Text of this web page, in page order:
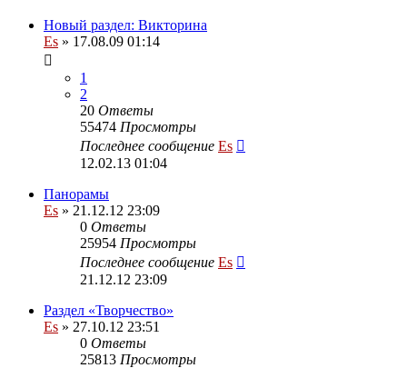
Новый раздел: Викторина
Es » 17.08.09 01:14
1
2
20 Ответы
55474 Просмотры
Последнее сообщение Es
12.02.13 01:04
Панорамы
Es » 21.12.12 23:09
0 Ответы
25954 Просмотры
Последнее сообщение Es
21.12.12 23:09
Раздел «Творчество»
Es » 27.10.12 23:51
0 Ответы
25813 Просмотры